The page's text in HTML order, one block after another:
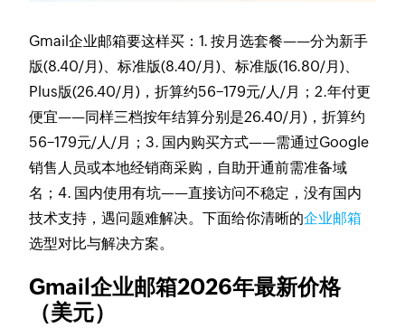
Gmail企业邮箱要这样买：1. 按月选套餐——分为新手
版(8.40/月)、标准版(8.40/月)、标准版(16.80/月)、
Plus版(26.40/月)，折算约56−179元/人/月；2.年付更
便宜——同样三档按年结算分别是26.40/月)，折算约
56−179元/人/月；3. 国内购买方式——需通过Google
销售人员或本地经销商采购，自助开通前需准备域
名；4. 国内使用有坑——直接访问不稳定，没有国内
技术支持，遇问题难解决。下面给你清晰的企业邮箱
选型对比与解决方案。
Gmail企业邮箱2026年最新价格
（美元）